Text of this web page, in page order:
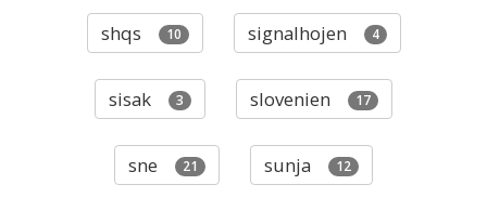
shqs 10 signalhojen 4
sisak 3 slovenien 17
sne 21 sunja 12